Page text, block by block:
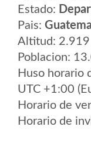
Estado:
Pais:
Altitud: 2.919
Poblacion:
Huso horario
UTC +1:00
Horario de
Horario de